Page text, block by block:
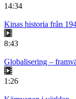
14:34
Kinas historia från
8:43
Globalisering –
1:26